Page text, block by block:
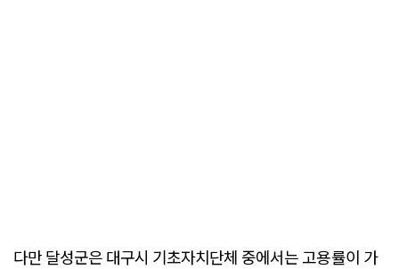
다만 달성군은 대구시 기초자치단체 중에서는 고용률이 가